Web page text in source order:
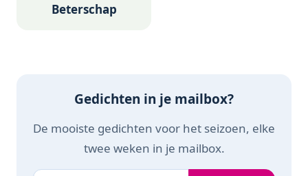
Beterschap
Gedichten in je mailbox?
De mooiste gedichten voor het seizoen, elke
twee weken in je mailbox.